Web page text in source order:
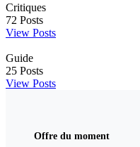
Critiques
72 Posts
View Posts
Guide
25 Posts
View Posts
Offre du moment